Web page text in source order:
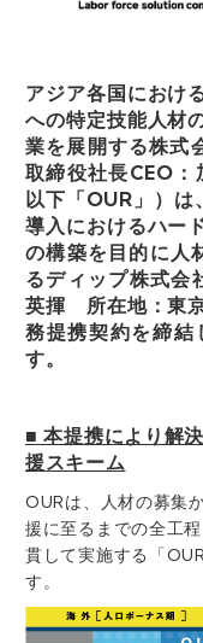
アジア各国におけ
への特定技能人材
業を展開する株式
取締役社長CEO
以下「OUR」）
導入におけるハー
の構築を目的に人
るディップ株式会
英揮 所在地：東
務提携契約を締結
す。
■ 本提携により解
援スキーム
OURは、人材の募集
援に至るまでの全工
貫して実施する「
す。